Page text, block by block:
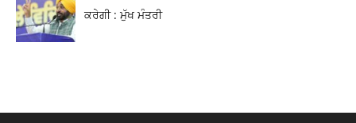
ਕਰੇਗੀ : ਮੁੱਖ ਮੰਤਰੀ